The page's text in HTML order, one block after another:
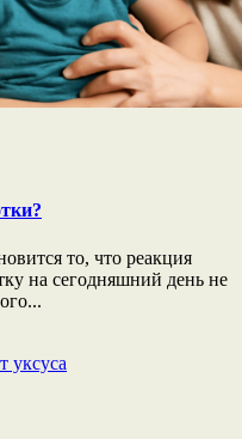
то, что реакция
на сегодняшний день не